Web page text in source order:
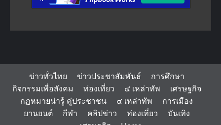
ข่าวทั่วไทย ข่าวประชาสัมพันธ์
การศึกษา
กิจกรรมเพื่อสังคม
ท่องเที่ยว ๔ เหล่าทัพ
เศรษฐกิจ
กฏหมายน่ารู้ คู่ประชาชน
๔ เหล่าทัพ
การเมือง
ยานยนต์
กีฬา คลิปข่าว ท่องเที่ยว
บันเทิง